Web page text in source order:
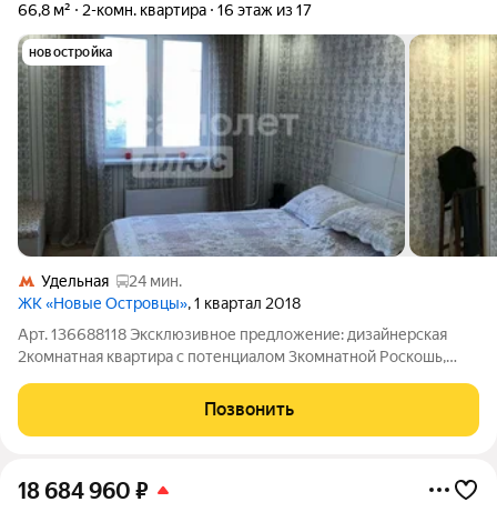
66,8 м² 2-комн. квартира 16 этаж из 17
новостройка
Удельная
24 мин.
ЖК «Новые Островцы», 1 квартал 2018
Арт. 136688118 Эксклюзивное предложение: дизайнерская
2комнатная квартира с потенциалом 3комнатной Роскошь,
будущего. Расположенная в престижном ЖК «Новые
Островцы», она станет вашим личным
Позвонить
18 684 960 ₽